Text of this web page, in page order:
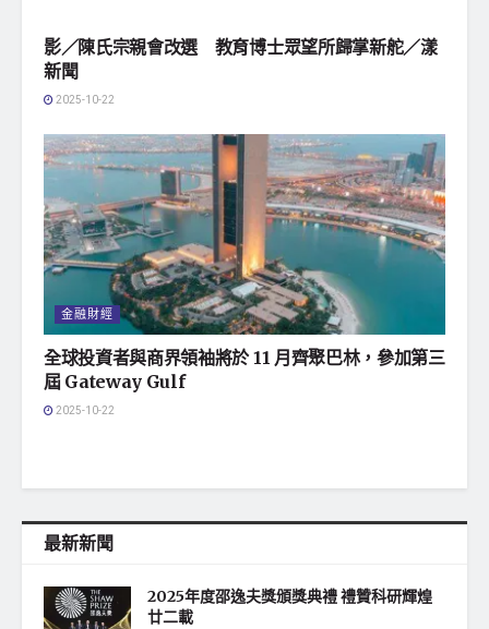
影／陳氏宗親會改選 教育博士眾望所歸掌新舵／漾
新聞
2025-10-22
金融財經
全球投資者與商界領袖將於 11 月齊聚巴林，參加第三
屆 Gateway Gulf
2025-10-22
最新新聞
2025年度邵逸夫獎頒獎典禮 禮贊科研輝煌
廿二載